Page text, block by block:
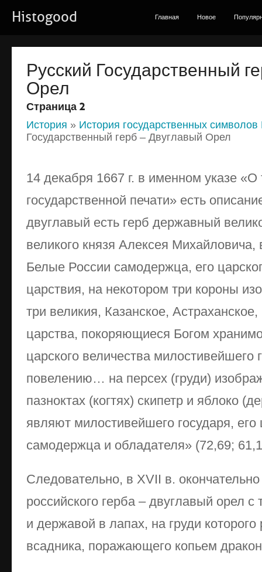
Histogood Главная Новое
Русский Государственный
Орел
Страница 2
История » История государственных символов
Государственный герб – Двуглавый Орел
14 декабря 1667 г. в именном указе «О
государственной печати» есть
двуглавый есть герб державный
великого князя Алексея
Белые России самодержца, его
царствия, на некотором три короны
три великия, Казанское,
царства, покоряющиеся Богом
царского величества милостивейшего
повелению… на персех (груди)
пазноктах (когтях) скипетр и яблоко
являют милостивейшего государя, его
самодержца и обладателя» (72,69;
Следовательно, в XVII в.
российского герба – двуглавый орел
и державой в лапах, на груди
всадника, поражающего копьем